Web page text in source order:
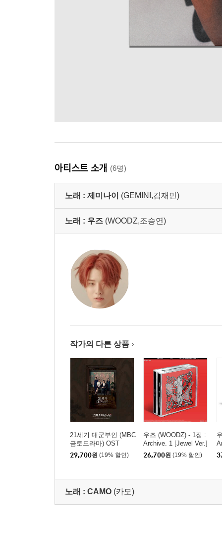
아티스트 소개 (6명)
노래 : 제미나이 (GEMINI,김재민)
노래 : 우즈 (WOODZ,조승연)
작가의 다른 상품
21세기 대군부인 (MBC
금토드라마) OST
29,700원 (19% 할인)
우즈 (WOODZ) - 1집 :
Archive. 1 [Jewel Ver.]
26,700원 (19% 할인)
노래 : CAMO (카모)